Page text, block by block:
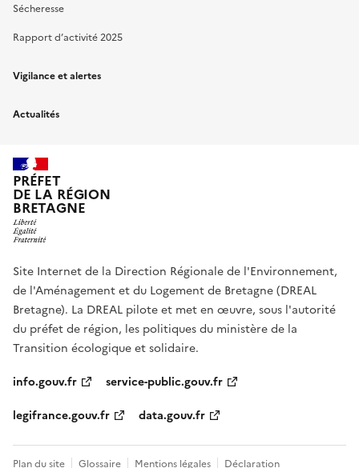
Sécheresse
Rapport d’activité 2025
Vigilance et alertes
Actualités
PRÉFET
DE LA RÉGION
BRETAGNE
Site Internet de la Direction Régionale de l'Environnement,
de l'Aménagement et du Logement de Bretagne (DREAL
Bretagne). La DREAL pilote et met en œuvre, sous l'autorité
du préfet de région, les politiques du ministère de la
Transition écologique et solidaire.
info.gouv.fr
service-public.gouv.fr
legifrance.gouv.fr
data.gouv.fr
Plan du site Glossaire Mentions légales Déclaration